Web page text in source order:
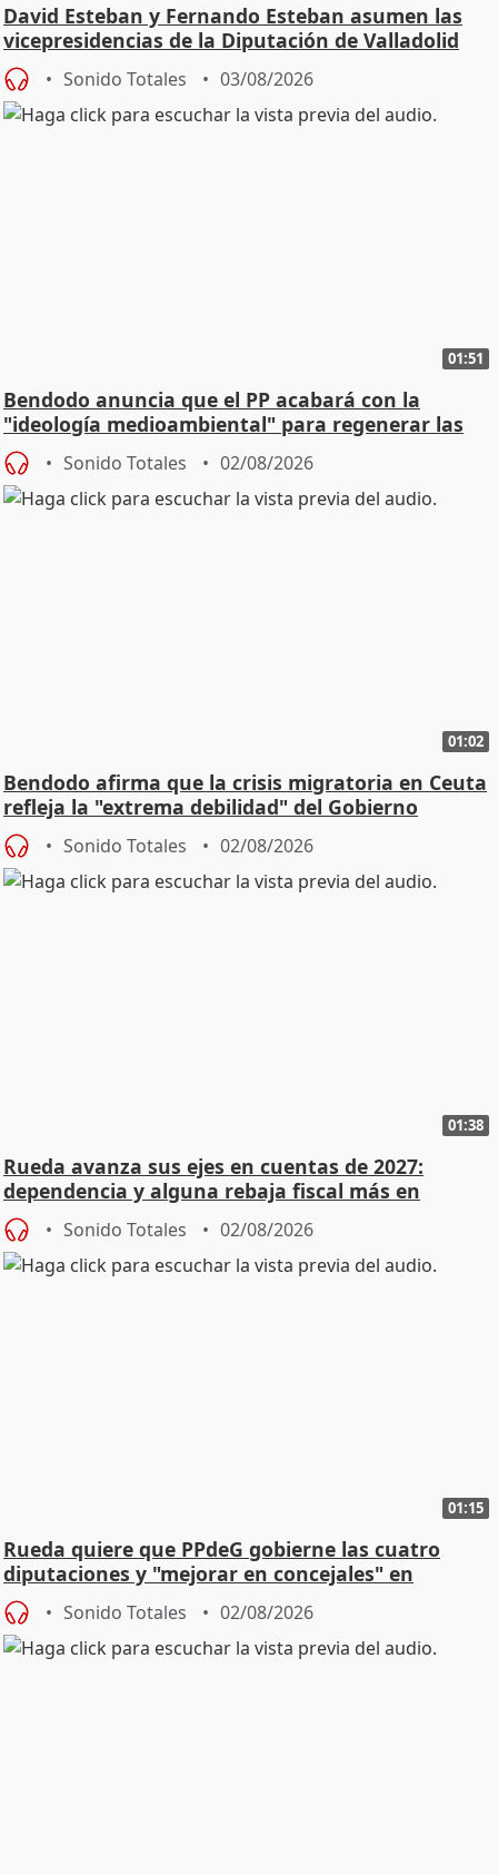
David Esteban y Fernando Esteban asumen las
vicepresidencias de la Diputación de Valladolid
Sonido Totales 03/08/2026
01:51
Bendodo anuncia que el PP acabará con la
"ideología medioambiental" para regenerar las
playas
Sonido Totales 02/08/2026
01:02
Bendodo afirma que la crisis migratoria en Ceuta
refleja la "extrema debilidad" del Gobierno
Sonido Totales 02/08/2026
01:38
Rueda avanza sus ejes en cuentas de 2027:
dependencia y alguna rebaja fiscal más en
vivienda
Sonido Totales 02/08/2026
01:15
Rueda quiere que PPdeG gobierne las cuatro
diputaciones y "mejorar en concejales" en
ciudades
Sonido Totales 02/08/2026